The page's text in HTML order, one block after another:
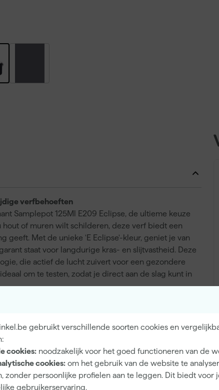
gebruikt verschillende soorten cookies en
cookies: noodzakelijk voor het goed functioneren van de
cookies: om het gebruik van de website te
zonder persoonlijke profielen aan te leggen. Dit biedt voor
gebruikerservaring.
verfbehoeften
Samplepot 125Ml E209 Eclipse, de ultieme keuze
of muren wilt schilderen, deze verf biedt een
geeft. Met de unieke 'E Eclipse'-kleur, geniet je van
staat voor langdurige kras- en slijtvastheid. Deze
die actief de lucht zuivert voor een gezondere
om te testen, zodat je direct aan de slag kunt in
Hout, Muren